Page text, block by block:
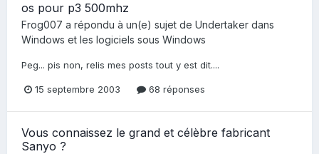
os pour p3 500mhz
Frog007 a répondu à un(e) sujet de Undertaker dans
Windows et les logiciels sous Windows
Peg... pis non, relis mes posts tout y est dit....
15 septembre 2003 68 réponses
Vous connaissez le grand et célèbre fabricant
Sanyo ?